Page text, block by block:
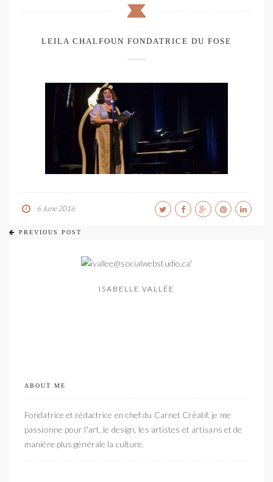
LEILA CHALFOUN FONDATRICE DU FOSE
6 June 2016
PREVIOUS POST
ISABELLE VALLÉE
ABOUT ME
Fondatrice et rédactrice en chef du Carnet Créatif, je me
passionne pour l'art, le design, les artistes et artisans et de
manière plus générale la culture.